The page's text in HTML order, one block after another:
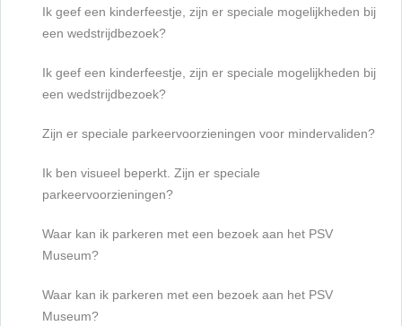
Ik geef een kinderfeestje, zijn er speciale mogelijkheden bij
een wedstrijdbezoek?
Ik geef een kinderfeestje, zijn er speciale mogelijkheden bij
een wedstrijdbezoek?
Zijn er speciale parkeervoorzieningen voor mindervaliden?
Ik ben visueel beperkt. Zijn er speciale
parkeervoorzieningen?
Waar kan ik parkeren met een bezoek aan het PSV
Museum?
Waar kan ik parkeren met een bezoek aan het PSV
Museum?